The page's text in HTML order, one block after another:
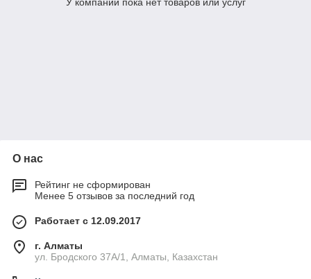
У компании пока нет товаров или услуг
О нас
Рейтинг не сформирован
Менее 5 отзывов за последний год
Работает с 12.09.2017
г. Алматы
ул. Бродского 37А/1, Алматы, Казахстан